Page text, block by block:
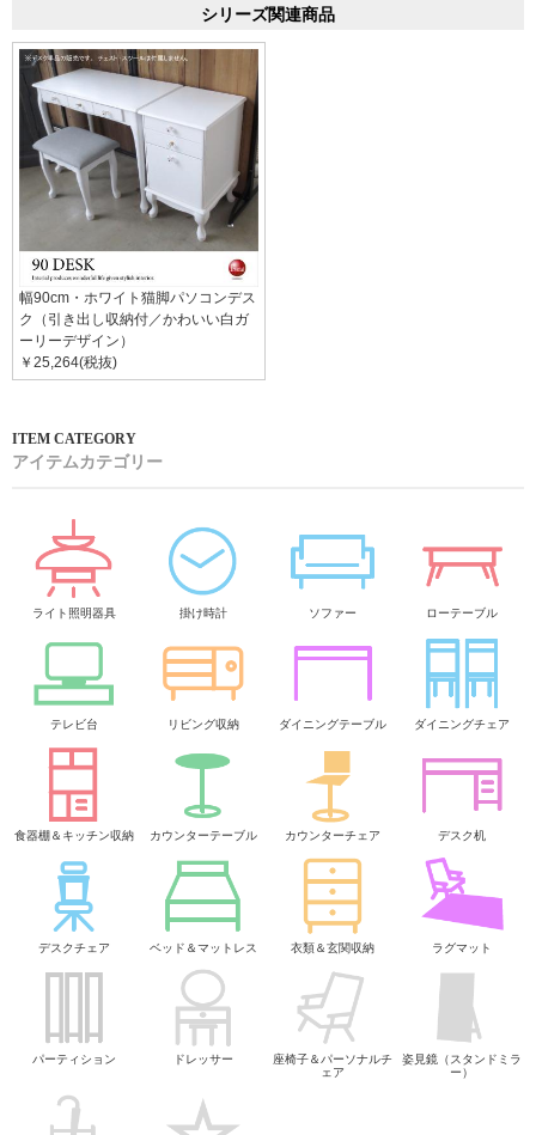
シリーズ関連商品
幅90cm・ホワイト猫脚パソコンデス
ク（引き出し収納付／かわいい白ガ
ーリーデザイン）
￥25,264(税抜)
アイテムカテゴリー
ライト照明器具 掛け時計 ソファー ローテーブル
テレビ台 リビング収納 ダイニングテーブル ダイニングチェア
食器棚＆キッチン収納 カウンターテーブル カウンターチェア デスク机
デスクチェア ベッド＆マットレス 衣類＆玄関収納 ラグマット
パーティション ドレッサー
座椅子＆パーソナルチ
ェア
姿見鏡（スタンドミラ
ー）